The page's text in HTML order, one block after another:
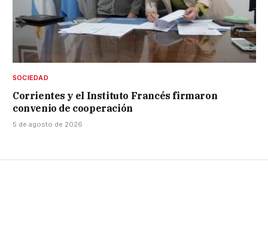
SOCIEDAD
Corrientes y el Instituto Francés firmaron
convenio de cooperación
5 de agosto de 2026